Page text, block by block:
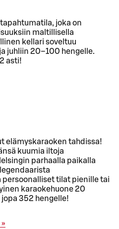
joka on
maltillisella
kellari soveltuu
juhliin 20–100 hengelle.
asti!
elämyskaraoken tahdissa!
kuumia iltoja
parhaalla paikalla
persoonalliset tilat pienille tai
karaokehuone 20
352 hengelle!